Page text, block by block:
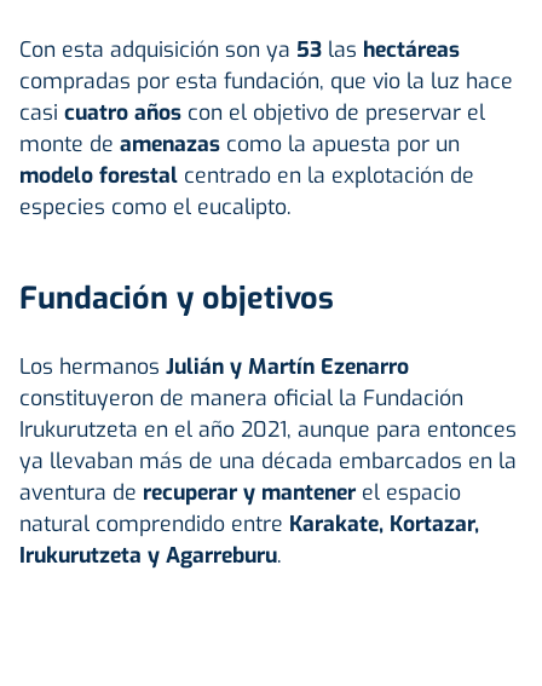
Con esta adquisición son ya 53 las hectáreas
compradas por esta fundación, que vio la luz hace
casi cuatro años con el objetivo de preservar el
monte de amenazas como la apuesta por un
modelo forestal centrado en la explotación de
especies como el eucalipto.
Fundación y objetivos
Los hermanos Julián y Martín Ezenarro
constituyeron de manera oficial la Fundación
Irukurutzeta en el año 2021, aunque para entonces
ya llevaban más de una década embarcados en la
aventura de recuperar y mantener el espacio
natural comprendido entre Karakate, Kortazar,
Irukurutzeta y Agarreburu.